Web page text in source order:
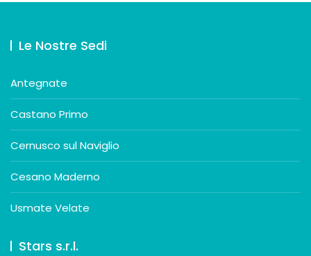
Le Nostre Sedi
Antegnate
Castano Primo
Cernusco sul Naviglio
Cesano Maderno
Usmate Velate
Stars s.r.l.